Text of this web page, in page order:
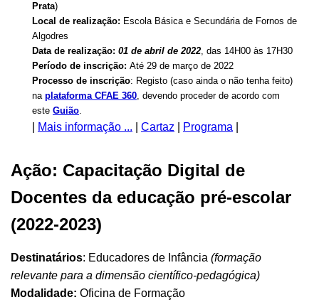
Prata)
Local de realização: Escola Básica e Secundária de Fornos de
Algodres
Data de realização: 01 de abril de 2022, das 14H00 às 17H30
Período de inscrição: Até 29 de março de 2022
Processo de inscrição: Registo (caso ainda o não tenha feito)
na plataforma CFAE 360, devendo proceder de acordo com
este Guião.
Mais informação ... Cartaz Programa
Ação: Capacitação Digital de
Docentes da educação pré-escolar
(2022-2023)
Destinatários: Educadores de Infância (formação
relevante para a dimensão científico-pedagógica)
Modalidade: Oficina de Formação